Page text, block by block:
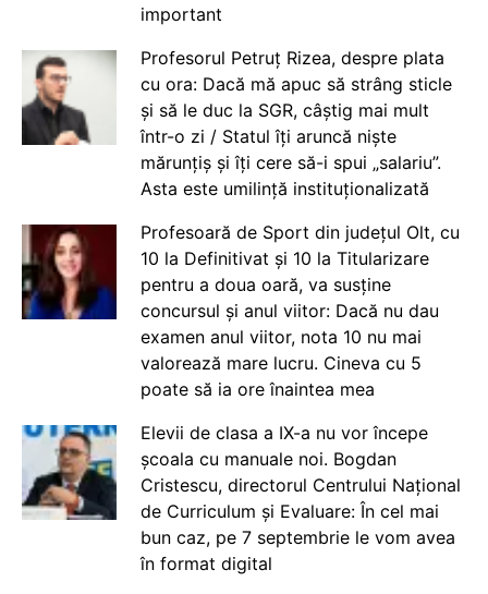
important
Profesorul Petruț Rizea, despre plata
cu ora: Dacă mă apuc să strâng sticle
și să le duc la SGR, câștig mai mult
într-o zi / Statul îți aruncă niște
mărunțiș și îți cere să-i spui „salariu”.
Asta este umilință instituționalizată
Profesoară de Sport din județul Olt, cu
10 la Definitivat și 10 la Titularizare
pentru a doua oară, va susține
concursul și anul viitor: Dacă nu dau
examen anul viitor, nota 10 nu mai
valorează mare lucru. Cineva cu 5
poate să ia ore înaintea mea
Elevii de clasa a IX-a nu vor începe
școala cu manuale noi. Bogdan
Cristescu, directorul Centrului Național
de Curriculum și Evaluare: În cel mai
bun caz, pe 7 septembrie le vom avea
în format digital